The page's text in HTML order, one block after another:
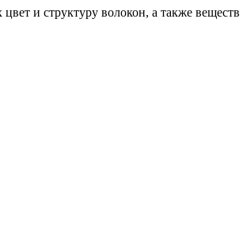
и структуру волокон, а также